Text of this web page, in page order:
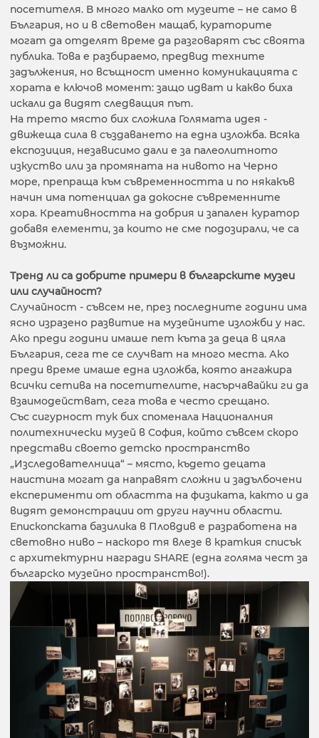
посетителя. В много малко от музеите – не само в
България, но и в световен мащаб, кураторите
могат да отделят време да разговарят със своята
публика. Това е разбираемо, предвид техните
задължения, но всъщност именно комуникацията с
хората е ключов момент: защо идват и какво биха
искали да видят следващия път.
На трето място бих сложила Голямата идея -
движеща сила в създаването на една изложба. Всяка
експозиция, независимо дали е за палеолитното
изкуство или за промяната на нивото на Черно
море, препраща към съвременността и по някакъв
начин има потенциал да докосне съвременните
хора. Креативността на добрия и запален куратор
добавя елементи, за които не сме подозирали, че са
възможни.
Тренд ли са добрите примери в българските музеи
или случайност?
Случайност - съвсем не, през последните години има
ясно изразено развитие на музейните изложби у нас.
Ако преди години имаше пет къта за деца в цяла
България, сега те се случват на много места. Ако
преди време имаше една изложба, която ангажира
всички сетива на посетителите, насърчавайки ги да
взаимодействат, сега това е често срещано.
Със сигурност тук бих споменала Националния
политехнически музей в София, който съвсем скоро
представи своето детско пространство
„Изследователница“ – място, където децата
наистина могат да направят сложни и задълбочени
експерименти от областта на физиката, както и да
видят демонстрации от други научни области.
Епископската базилика в Пловдив е разработена на
световно ниво – наскоро тя влезе в краткия списък
с архитектурни награди SHARE (една голяма чест за
българско музейно пространство!).